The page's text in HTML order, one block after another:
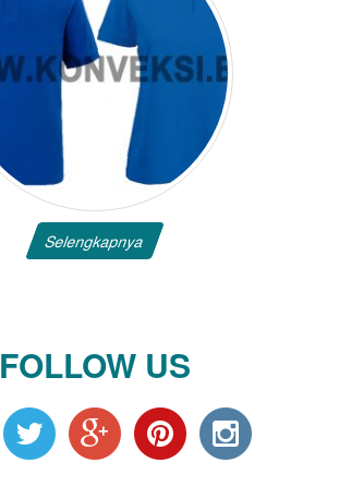
Selengkapnya
FOLLOW US